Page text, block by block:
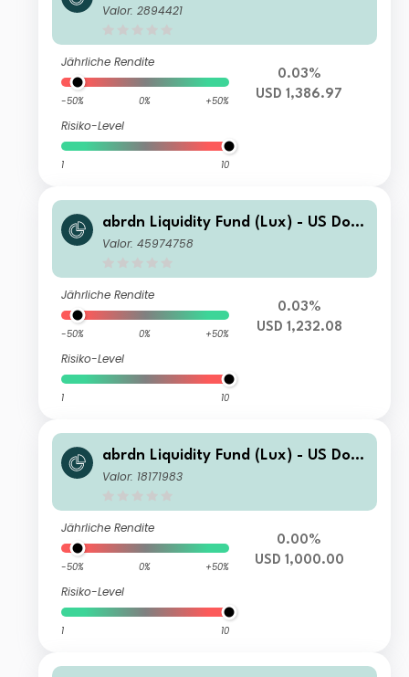
r Fund J-2 Acc USD
Valor: 2894421
Jährliche Rendite
-50% 0% +50%
Risiko-Level
1 10
0.03%
USD 1,386.97
abrdn Liquidity Fund (Lux) - US Dolla
r Fund X-2 Acc USD
Valor: 45974758
Jährliche Rendite
-50% 0% +50%
Risiko-Level
1 10
0.03%
USD 1,232.08
abrdn Liquidity Fund (Lux) - US Dolla
r Fund Z-1 Inc USD
Valor: 18171983
Jährliche Rendite
-50% 0% +50%
Risiko-Level
1 10
0.00%
USD 1,000.00